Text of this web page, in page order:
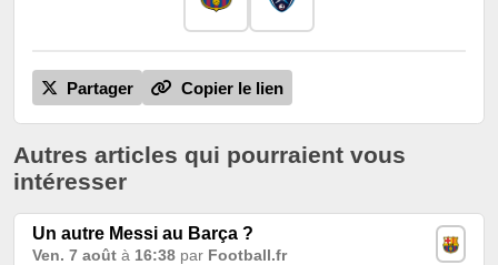
Partager Copier le lien
Autres articles qui pourraient vous
intéresser
Un autre Messi au Barça ?
Ven. 7 août à 16:38 par Football.fr